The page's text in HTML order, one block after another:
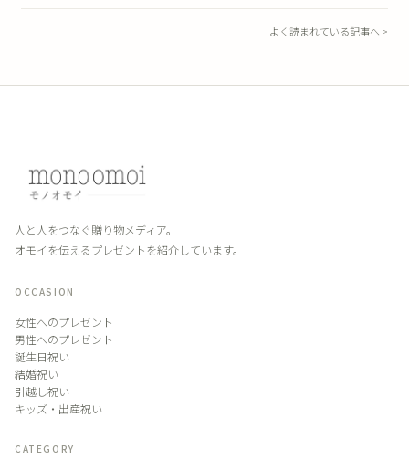
よく読まれている記事へ >
人と人をつなぐ贈り物メディア。
オモイを伝えるプレゼントを紹介しています。
OCCASION
女性へのプレゼント
男性へのプレゼント
誕生日祝い
結婚祝い
引越し祝い
キッズ・出産祝い
CATEGORY